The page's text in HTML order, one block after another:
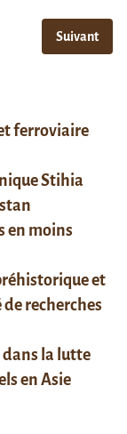
Suivant
ferroviaire
Stihia
en moins
et
recherches
dans la lutte
en Asie